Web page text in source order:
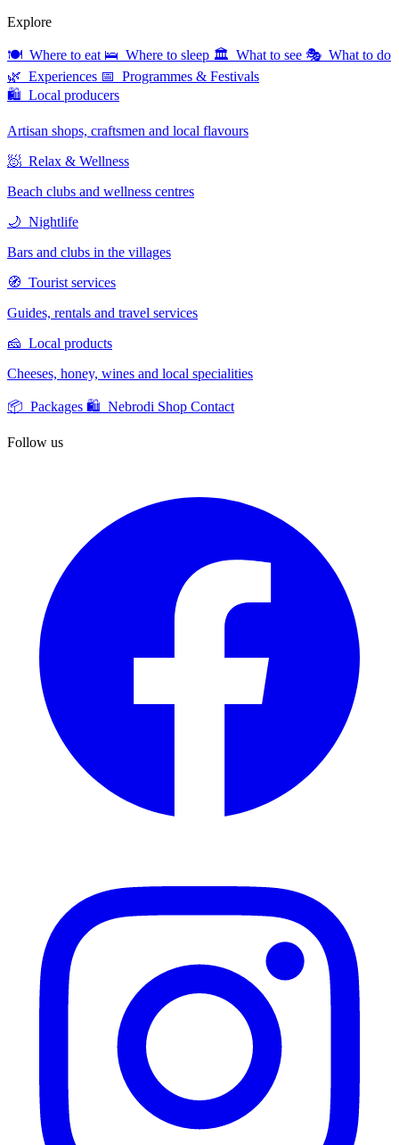
Explore
🍽 Where to eat 🛌 Where to sleep 🏛 What to see 🎭 What to do
🌿 Experiences 📅 Programmes & Festivals
🛍 Local producers
Artisan shops, craftsmen and local flavours
🧖 Relax & Wellness
Beach clubs and wellness centres
🌙 Nightlife
Bars and clubs in the villages
🧭 Tourist services
Guides, rentals and travel services
🧀 Local products
Cheeses, honey, wines and local specialities
📦 Packages 🛍️ Nebrodi Shop Contact
Follow us